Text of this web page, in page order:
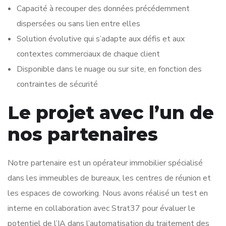
Capacité à recouper des données précédemment
dispersées ou sans lien entre elles
Solution évolutive qui s’adapte aux défis et aux
contextes commerciaux de chaque client
Disponible dans le nuage ou sur site, en fonction des
contraintes de sécurité
Le projet avec l’un de
nos partenaires
Notre partenaire est un opérateur immobilier spécialisé
dans les immeubles de bureaux, les centres de réunion et
les espaces de coworking. Nous avons réalisé un test en
interne en collaboration avec Strat37 pour évaluer le
potentiel de l’IA dans l’automatisation du traitement des